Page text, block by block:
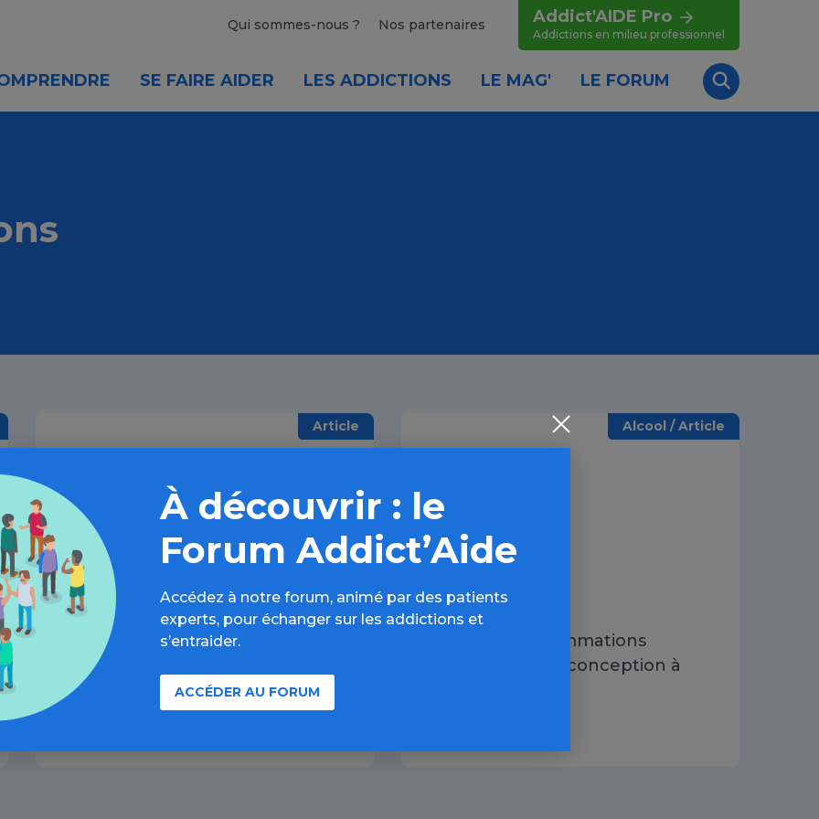
Qui sommes-nous ? Nos partenaires Addict'AIDE Pro
Addictions en milieu professionnel
SE FAIRE AIDER LES ADDICTIONS LE MAG' LE FORUM
Recherche
Article
La Fédération Française
d'Addictologie et ses membres
Alcool / Article
Alcool et consommations
associées : de la conception à
À découvrir : le
Forum Addict’Aide
Accédez à notre forum, animé par des patients
experts, pour échanger sur les addictions et
s’entraider.
ACCÉDER AU FORUM